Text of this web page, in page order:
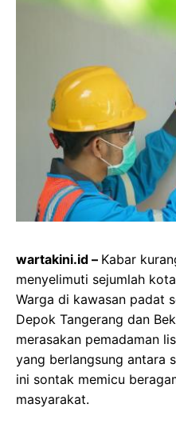
wartakini.id – Kabar
menyelimuti sejumlah
Warga di kawasan padat
Depok Tangerang dan
merasakan pemadaman
yang berlangsung antara
ini sontak memicu
masyarakat.